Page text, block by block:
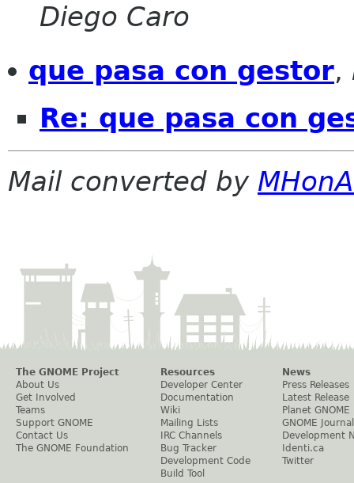
Diego Caro
que pasa con gestor,
Re: que pasa con
Mail converted by
The GNOME Project
About Us
Get Involved
Teams
Support GNOME
Contact Us
The GNOME Foundation
Resources
Developer Center
Documentation
Wiki
Mailing Lists
IRC Channels
Bug Tracker
Development Code
Build Tool
News
Press Releases
Latest Release
Planet GNOME
GNOME Journal
Development
Identi.ca
Twitter